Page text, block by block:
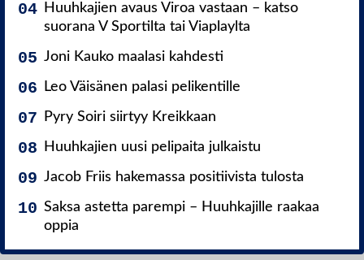
Huuhkajien avaus Viroa vastaan – katso
suorana V Sportilta tai Viaplaylta
Joni Kauko maalasi kahdesti
Leo Väisänen palasi pelikentille
Pyry Soiri siirtyy Kreikkaan
Huuhkajien uusi pelipaita julkaistu
Jacob Friis hakemassa positiivista tulosta
Saksa astetta parempi – Huuhkajille raakaa
oppia